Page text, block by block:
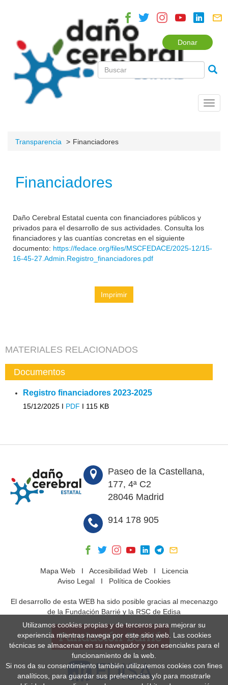
Donar
Transparencia Financiadores
Financiadores
Daño Cerebral Estatal cuenta con financiadores públicos y
privados para el desarrollo de sus actividades. Consulta los
financiadores y las cuantías concretas en el siguiente
documento: https://fedace.org/files/MSCFEDACE/2025-12/15-
16-45-27.Admin.Registro_financiadores.pdf
Imprimir
MATERIALES RELACIONADOS
Documentos
Registro financiadores 2023-2025
15/12/2025 I PDF I 115 KB
Paseo de la Castellana,
177, 4ª C2
28046 Madrid
914 178 905
Mapa WebI Accesibilidad WebI Licencia
Aviso Legal I Política de Cookies
El desarrollo de esta WEB ha sido posible gracias al mecenazgo
de la Fundación Barrié y la RSC de Edisa
Utilizamos cookies propias y de terceros para mejorar su
experiencia mientras navega por este sitio web. Las cookies
técnicas se almacenan en su navegador y son esenciales para el
funcionamiento de la web.
Si nos da su consentimiento también utilizaremos cookies con fines
analíticos, para guardar sus preferencias y/o para mostrarle